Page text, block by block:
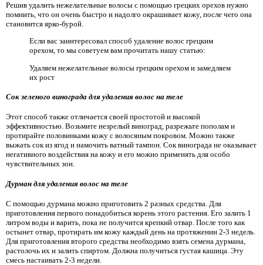
Решив удалить нежелательные волосы с помощью грецких орехов нужно
помнить, что он очень быстро и надолго окрашивает кожу, после чего она
становится ярко-бурой.
Если вас заинтересовал способ удаление волос грецким
орехом, то мы советуем вам прочитать нашу статью:
Удаляем нежелательные волосы грецким орехом и замедляем
их рост
Сок зеленого винограда для удаления волос на теле
Этот способ также отличается своей простотой и высокой
эффективностью. Возьмите незрелый виноград, разрежьте пополам и
протирайте половинками кожу с волосяным покровом. Можно также
выжать сок из ягод и намочить ватный тампон. Сок винограда не оказывает
негативного воздействия на кожу и его можно применять для особо
чувствительных зон.
Дурман для удаления волос на теле
С помощью дурмана можно приготовить 2 разных средства. Для
приготовления первого понадобиться корень этого растения. Его залить 1
литром воды и варить, пока не получится крепкий отвар. После того как
остынет отвар, протирать им кожу каждый день на протяжении 2-3 недель.
Для приготовления второго средства необходимо взять семена дурмана,
растолочь их и залить спиртом. Должна получиться густая кашица. Эту
смесь настаивать 2-3 недели.